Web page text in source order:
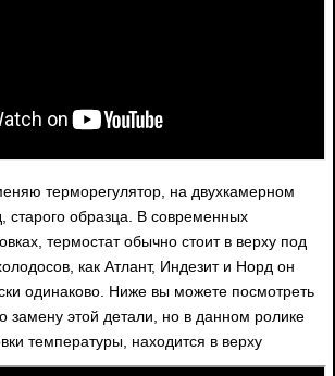
терморегулятор, на двухкамерном
старого образца. В современных
термостат обычно стоит в верху под
как Атлант, Индезит и Норд он
одинаково. Ниже вы можете посмотреть
замену этой детали, но в данном ролике
температуры, находится в верху